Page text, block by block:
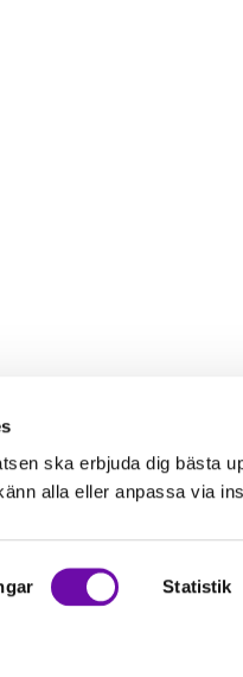
ska erbjuda dig bästa
alla eller anpassa via
Statistik